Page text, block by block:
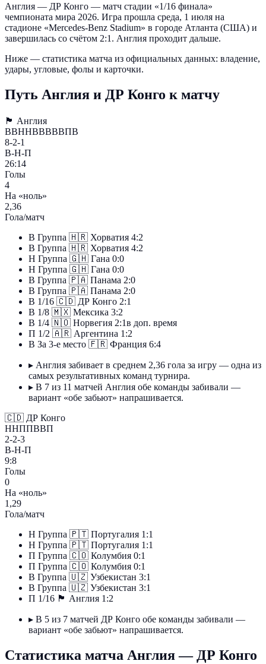
Англия — ДР Конго — матч стадии «1/16 финала»
чемпионата мира 2026. Игра прошла среда, 1 июля на
стадионе «Mercedes-Benz Stadium» в городе Атланта (США) и
завершилась со счётом 2:1. Англия проходит дальше.
Ниже — статистика матча из официальных данных: владение,
удары, угловые, фолы и карточки.
Путь Англия и ДР Конго к матчу
🏴󠁧󠁢󠁥󠁮󠁧󠁿 Англия
ВВННВВВВВПВ
8-2-1
В-Н-П
26:14
Голы
4
На «ноль»
2,36
Гола/матч
В Группа 🇭🇷 Хорватия 4:2
В Группа 🇭🇷 Хорватия 4:2
Н Группа 🇬🇭 Гана 0:0
Н Группа 🇬🇭 Гана 0:0
В Группа 🇵🇦 Панама 2:0
В Группа 🇵🇦 Панама 2:0
В 1/16 🇨🇩 ДР Конго 2:1
В 1/8 🇲🇽 Мексика 3:2
В 1/4 🇳🇴 Норвегия 2:1в доп. время
П 1/2 🇦🇷 Аргентина 1:2
В За 3-е место 🇫🇷 Франция 6:4
▸ Англия забивает в среднем 2,36 гола за игру — одна из
самых результативных команд турнира.
▸ В 7 из 11 матчей Англия обе команды забивали —
вариант «обе забьют» напрашивается.
🇨🇩 ДР Конго
ННППВВП
2-2-3
В-Н-П
9:8
Голы
0
На «ноль»
1,29
Гола/матч
Н Группа 🇵🇹 Португалия 1:1
Н Группа 🇵🇹 Португалия 1:1
П Группа 🇨🇴 Колумбия 0:1
П Группа 🇨🇴 Колумбия 0:1
В Группа 🇺🇿 Узбекистан 3:1
В Группа 🇺🇿 Узбекистан 3:1
П 1/16 🏴󠁧󠁢󠁥󠁮󠁧󠁿 Англия 1:2
▸ В 5 из 7 матчей ДР Конго обе команды забивали —
вариант «обе забьют» напрашивается.
Статистика матча Англия — ДР Конго